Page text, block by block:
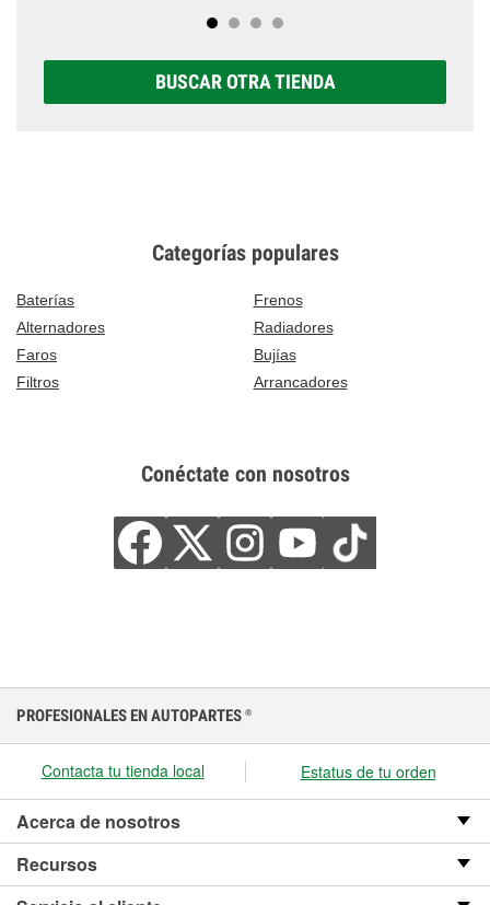
BUSCAR OTRA TIENDA
Categorías populares
Baterías
Frenos
Alternadores
Radiadores
Faros
Bujías
Filtros
Arrancadores
Conéctate con nosotros
PROFESIONALES EN AUTOPARTES ®
Contacta tu tienda local Estatus de tu orden
Acerca de nosotros
Recursos